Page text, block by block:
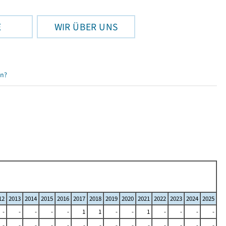
WIR ÜBER UNS
2013 2014 2015 2016 2017 2018 2019 2020 2021 2022 2023 2024 2025
- - - - - 1 1 - - 1 - - -
-